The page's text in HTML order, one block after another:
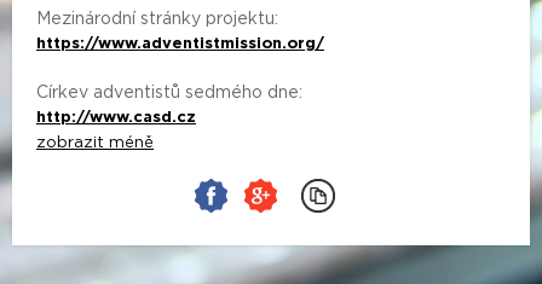
Mezinárodní stránky projektu:
https://www.adventistmission.org/
Církev adventistů sedmého dne:
http://www.casd.cz
zobrazit méně